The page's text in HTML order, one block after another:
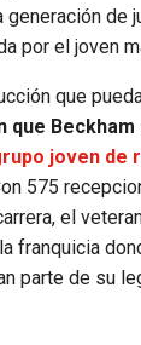
generación de
por el joven
que
que
joven de
575
el
franquicia
parte de su